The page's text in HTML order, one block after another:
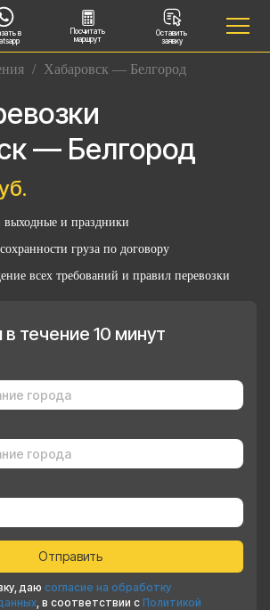
в
Посчитать
маршрут
Оставить
заявку
/ Хабаровск — Белгород
— Белгород
выходные и праздники
груза по договору
всех требований и правил перевозки
течение 10 минут
даю согласие на обработку
, в соответствии с Политикой